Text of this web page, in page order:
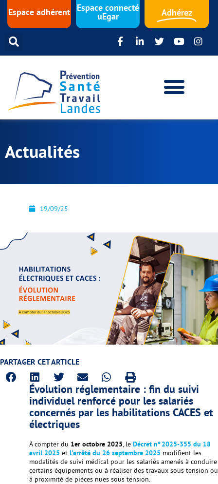
Espace adhérent Espace connecté
uEgar Adhérez
Actualités
19/09/25
PARTAGER CET ARTICLE
Évolution réglementaire : fin du suivi
individuel renforcé pour les salariés
concernés par les habilitations CACES et
électriques
À compter du 1er octobre 2025, le Décret n° 2025-355 du 18
avril 2025 et l'arrêté du 26 septembre 2025 modifient les
modalités de suivi médical pour les salariés amenés à conduire
certains équipements ou à réaliser des travaux sous tension ou
à proximité de pièces nues sous tension.